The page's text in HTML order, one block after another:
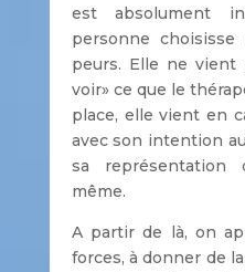
est absolument
personne
peurs. Elle ne vient
voir» ce que le
place, elle vient en
avec son intention
sa représentation
même.
A partir de là, on
forces, à donner de